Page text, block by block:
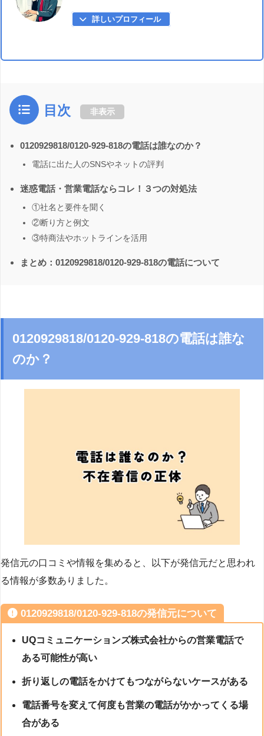
詳しいプロフィール
目次 非表示
0120929818/0120-929-818の電話は誰なのか？
電話に出た人のSNSやネットの評判
迷惑電話・営業電話ならコレ！３つの対処法
①社名と要件を聞く
②断り方と例文
③特商法やホットラインを活用
まとめ：0120929818/0120-929-818の電話について
0120929818/0120-929-818の電話は誰な
のか？
発信元の口コミや情報を集めると、以下が発信元だと思われ
る情報が多数ありました。
0120929818/0120-929-818の発信元について
UQコミュニケーションズ株式会社からの営業電話で
ある可能性が高い
折り返しの電話をかけてもつながらないケースがある
電話番号を変えて何度も営業の電話がかかってくる場
合がある